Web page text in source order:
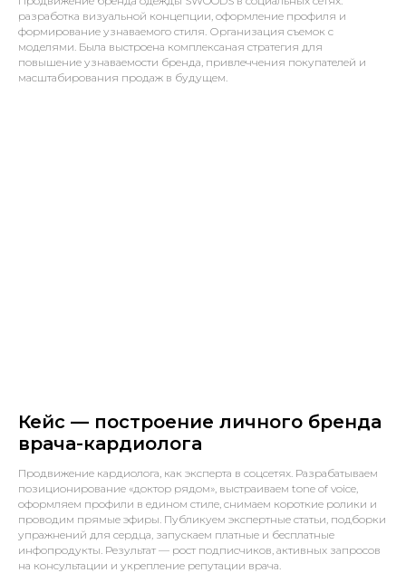
разработка визуальной концепции, оформление профиля и
формирование узнаваемого стиля. Организация съемок с
моделями. Была выстроена комплексаная стратегия для
повышение узнаваемости бренда, привлеччения покупателей и
масштабирования продаж в будущем.
Кейс — построение личного бренда
врача-кардиолога
Продвижение кардиолога, как эксперта в соцсетях. Разрабатываем
позиционирование «доктор рядом», выстраиваем tone of voice,
оформляем профили в едином стиле, снимаем короткие ролики и
проводим прямые эфиры. Публикуем экспертные статьи, подборки
упражнений для сердца, запускаем платные и бесплатные
инфопродукты. Результат — рост подписчиков, активных запросов
на консультации и укрепление репутации врача.